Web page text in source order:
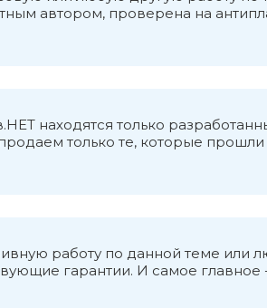
развития. Основными
объективных и субъективных
автором, проверена на
находятся только
только те, которые прошли
работу по данной теме или
гарантии. И самое главное